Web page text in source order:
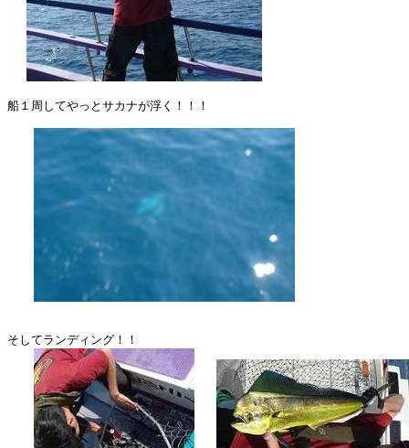
船１周してやっとサカナが浮く！！！
そしてランディング！！